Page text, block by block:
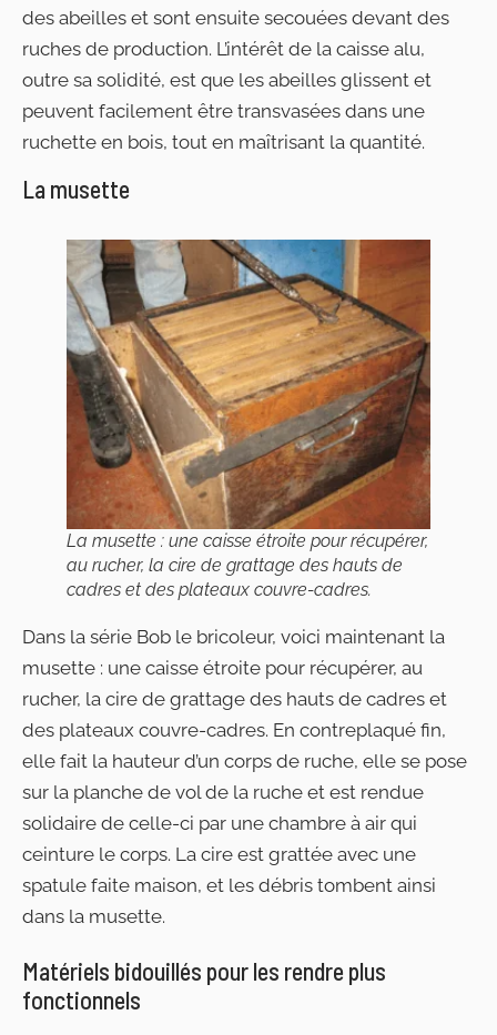
des abeilles et sont ensuite secouées devant des
ruches de production. L’intérêt de la caisse alu,
outre sa solidité, est que les abeilles glissent et
peuvent facilement être transvasées dans une
ruchette en bois, tout en maîtrisant la quantité.
La musette
La musette : une caisse étroite pour récupérer,
au rucher, la cire de grattage des hauts de
cadres et des plateaux couvre-cadres.
Dans la série Bob le bricoleur, voici maintenant la
musette : une caisse étroite pour récupérer, au
rucher, la cire de grattage des hauts de cadres et
des plateaux couvre-cadres. En contreplaqué fin,
elle fait la hauteur d’un corps de ruche, elle se pose
sur la planche de vol de la ruche et est rendue
solidaire de celle-ci par une chambre à air qui
ceinture le corps. La cire est grattée avec une
spatule faite maison, et les débris tombent ainsi
dans la musette.
Matériels bidouillés pour les rendre plus
fonctionnels